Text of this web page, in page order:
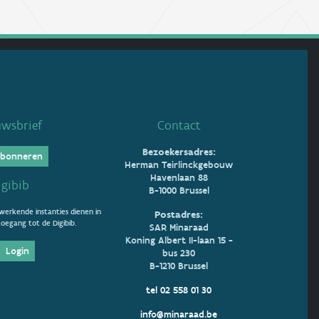
instanties dienen in
tot de Digibib.
Login
Contact
Bezoekersadres:
Herman Teirlinckgebouw
Havenlaan 88
B-1000 Brussel
Postadres:
SAR Minaraad
Koning Albert II-laan 15 -
bus 230
B-1210 Brussel
tel 02 558 01 30
info@minaraad.be